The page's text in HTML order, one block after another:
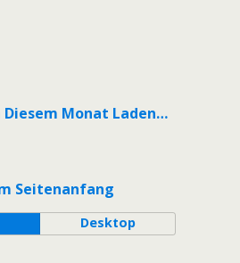
Diesem Monat Laden…
Seitenanfang
Desktop